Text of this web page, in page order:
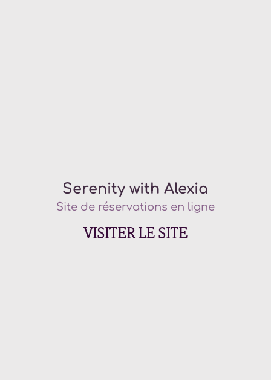
Serenity with Alexia
Site de réservations en ligne
VISITER LE SITE